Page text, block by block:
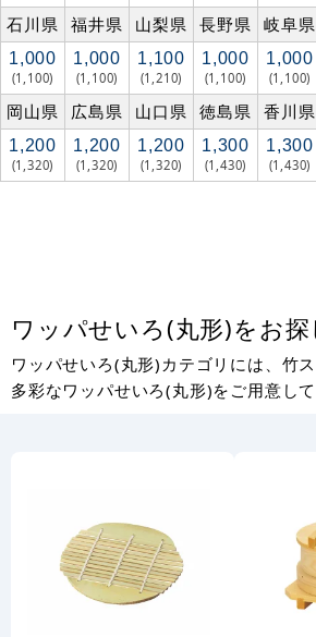
石川県 福井県 山梨県 長野県 岐阜県
1,000
(1,100)
1,000
(1,100)
1,100
(1,210)
1,000
(1,100)
1,000
(1,100)
岡山県 広島県 山口県 徳島県 香川県
1,200
(1,320)
1,200
(1,320)
1,200
(1,320)
1,300
(1,430)
1,300
(1,430)
ワッパせいろ(丸形)をお探
ワッパせいろ(丸形)カテゴリには、竹
多彩なワッパせいろ(丸形)をご用意して